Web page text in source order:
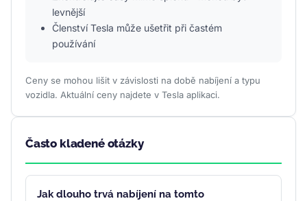
levnější
Členství Tesla může ušetřit při častém
používání
Ceny se mohou lišit v závislosti na době nabíjení a typu
vozidla. Aktuální ceny najdete v Tesla aplikaci.
Často kladené otázky
Jak dlouho trvá nabíjení na tomto